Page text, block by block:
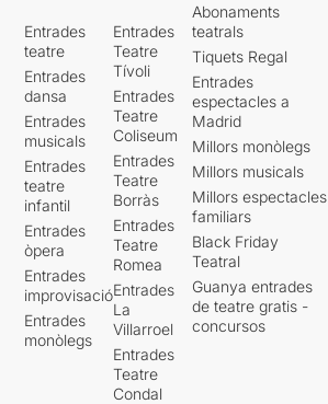
Entrades
teatre
Entrades
dansa
Entrades
musicals
Entrades
teatre
infantil
Entrades
òpera
Entrades
improvisació
Entrades
monòlegs
Entrades
Teatre
Tívoli
Entrades
Teatre
Coliseum
Entrades
Teatre
Borràs
Entrades
Teatre
Romea
Entrades
La
Villarroel
Entrades
Teatre
Condal
Abonaments
teatrals
Tiquets Regal
Entrades
espectacles a
Madrid
Millors monòlegs
Millors musicals
Millors espectacles
familiars
Black Friday
Teatral
Guanya entrades
de teatre gratis -
concursos